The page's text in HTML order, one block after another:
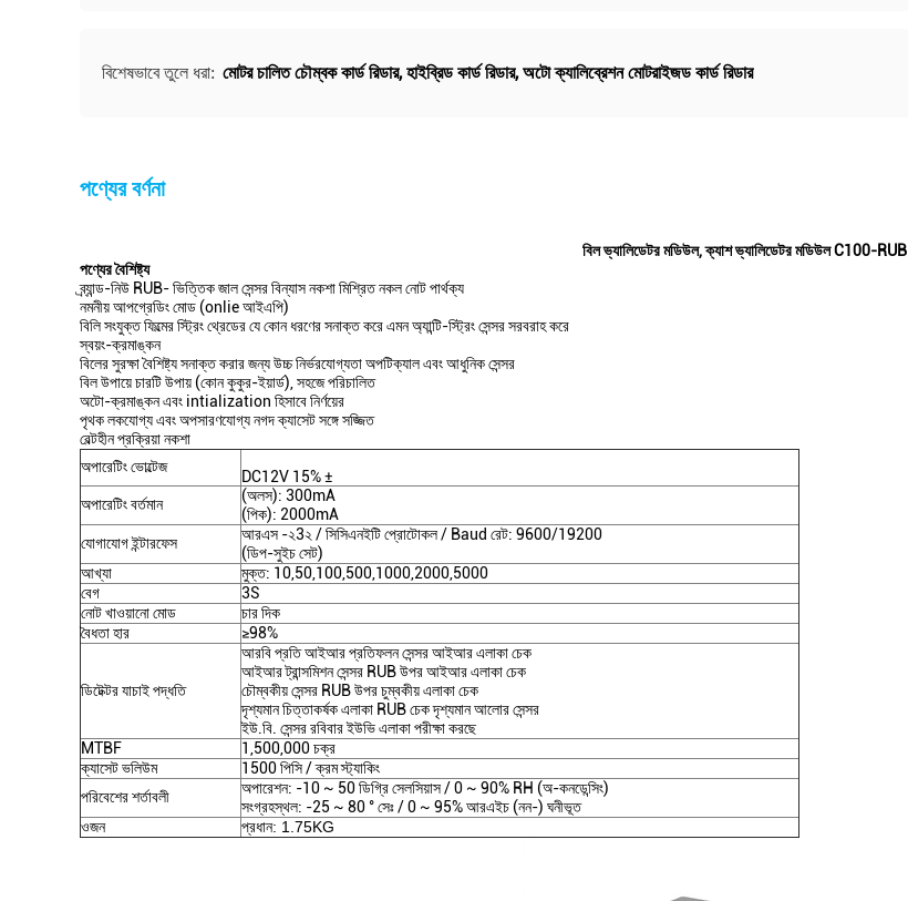
বিশেষভাবে তুলে ধরা: মোটর চালিত চৌম্বক কার্ড রিডার,হাইব্রিড কার্ড রিডার,অটো ক্যালিব্রেশন মোটরাইজড কার্ড রিডার
পণ্যের বর্ণনা
বিল ভ্যালিডেটর মডিউল, ক্যাশ ভ্যালিডেটর মডিউল C100-RUB
পণ্যের বৈশিষ্ট্য
ব্র্যান্ড-নিউ RUB- ভিত্তিক জাল সেন্সর বিন্যাস নকশা মিশ্রিত নকল নোট পার্থক্য
নমনীয় আপগ্রেডিং মোড (onlie আইএপি)
বিলি সংযুক্ত ফিল্মের স্ট্রিং থ্রেডের যে কোন ধরণের সনাক্ত করে এমন অ্যান্টি-স্ট্রিং সেন্সর সরবরাহ করে
স্বয়ং-ক্রমাঙ্কন
বিলের সুরক্ষা বৈশিষ্ট্য সনাক্ত করার জন্য উচ্চ নির্ভরযোগ্যতা অপটিক্যাল এবং আধুনিক সেন্সর
বিল উপায়ে চারটি উপায় (কোন কুকুর-ইয়ার্ড), সহজে পরিচালিত
অটো-ক্রমাঙ্কন এবং intialization হিসাবে নির্ণয়ের
পৃথক লকযোগ্য এবং অপসারণযোগ্য নগদ ক্যাসেট সঙ্গে সজ্জিত
বেল্টহীন প্রক্রিয়া নকশা
অপারেটিং ভোল্টেজ
DC12V 15% ±
অপারেটিং বর্তমান
(অলস): 300mA
(পিক): 2000mA
যোগাযোগ ইন্টারফেস
আরএস -২3২ / সিসিএনইটি প্রোটোকল / Baud রেট: 9600/19200
(ডিপ-সুইচ সেট)
আখ্যা
মুক্ত: 10,50,100,500,1000,2000,5000
বেগ
3S
নোট খাওয়ানো মোড
চার দিক
বৈধতা হার
≥98%
ডিটেক্টর যাচাই পদ্ধতি
আরবি প্রতি আইআর প্রতিফলন সেন্সর আইআর এলাকা চেক
আইআর ট্রান্সমিশন সেন্সর RUB উপর আইআর এলাকা চেক
চৌম্বকীয় সেন্সর RUB উপর চুম্বকীয় এলাকা চেক
দৃশ্যমান চিত্তাকর্ষক এলাকা RUB চেক দৃশ্যমান আলোর সেন্সর
ইউ.বি. সেন্সর রবিবার ইউভি এলাকা পরীক্ষা করছে
MTBF
1,500,000 চক্র
ক্যাসেট ভলিউম
1500 পিসি / ক্রম স্ট্যাকিং
পরিবেশের শর্তাবলী
অপারেশন: -10 ~ 50 ডিগ্রি সেলসিয়াস / 0 ~ 90% RH (অ-কনডেন্সিং)
সংগ্রহস্থল: -25 ~ 80 ° সেঃ / 0 ~ 95% আরএইচ (নন-) ঘনীভূত
ওজন
প্রধান: 1.75KG